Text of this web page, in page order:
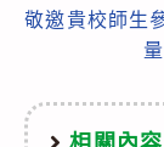
敬邀貴校師生